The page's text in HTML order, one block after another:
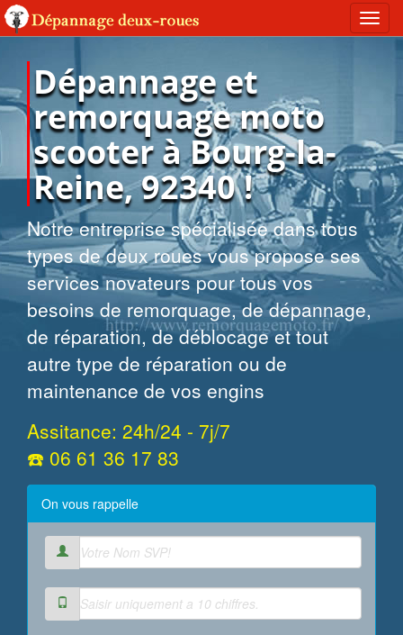
Dépannage et
remorquage moto
scooter à Bourg-la-
Reine, 92340 !
Notre entreprise spécialisée dans tous
types de deux roues vous propose ses
services novateurs pour tous vos
besoins de remorquage, de dépannage,
de réparation, de déblocage et tout
autre type de réparation ou de
maintenance de vos engins
Assitance: 24h/24 - 7j/7
☎️ 06 61 36 17 83
On vous rappelle